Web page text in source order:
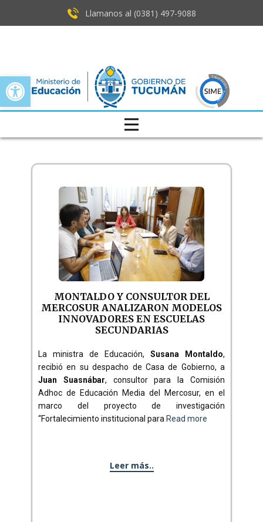
Open toolbar
Llamanos al (0381) ​497-9088
MONTALDO Y CONSULTOR DEL
MERCOSUR ANALIZARON MODELOS
INNOVADORES EN ESCUELAS
SECUNDARIAS
La ministra de Educación, Susana Montaldo,
recibió en su despacho de Casa de Gobierno, a
Juan Suasnábar, consultor para la Comisión
Adhoc de Educación Media del Mercosur, en el
marco del proyecto de investigación
“Fortalecimiento institucional para Read more
Leer más..